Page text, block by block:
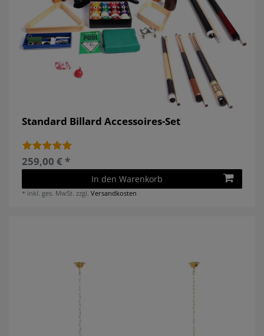
Standard Billard Accessoires-Set
259,00 € *
In den Warenkorb
* inkl. ges. MwSt. zzgl.Versandkosten